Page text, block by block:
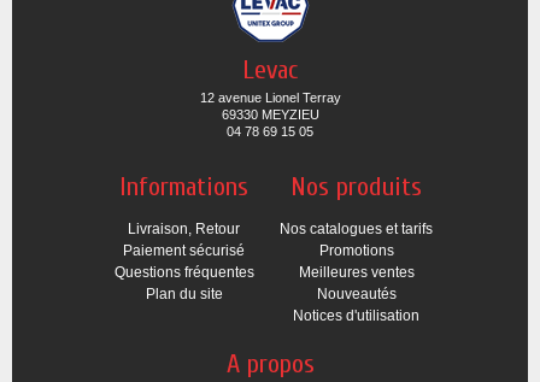
Levac
12 avenue Lionel Terray
69330 MEYZIEU
04 78 69 15 05
Informations
Livraison, Retour
Paiement sécurisé
Questions fréquentes
Plan du site
Nos produits
Nos catalogues et tarifs
Promotions
Meilleures ventes
Nouveautés
Notices d'utilisation
A propos